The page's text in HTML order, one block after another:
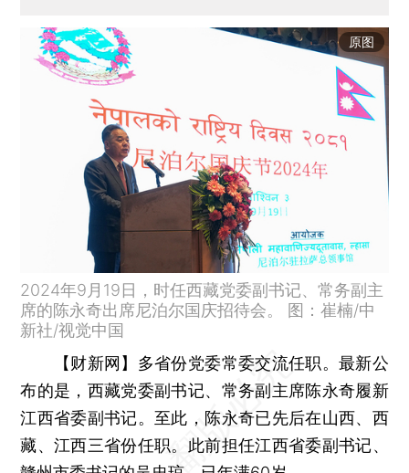
原图
2024年9月19日，时任西藏党委副书记、常务副主
席的陈永奇出席尼泊尔国庆招待会。 图：崔楠/中
新社/视觉中国
【财新网】 多省份党委常委交流任职。最新公
布的是，西藏党委副书记、常务副主席陈永奇履新
江西省委副书记。至此，陈永奇已先后在山西、西
藏、江西三省份任职。此前担任江西省委副书记、